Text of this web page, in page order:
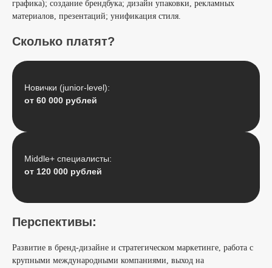
графика); создание брендбука; дизайн упаковки, рекламных
материалов, презентаций; унификация стиля.
Сколько платят?
Новички (junior-level):
от 60 000 рублей
Middle+ специалисты:
от 120 000 рублей
Перспективы:
Развитие в бренд-дизайне и стратегическом маркетинге, работа с
крупными международными компаниями, выход на